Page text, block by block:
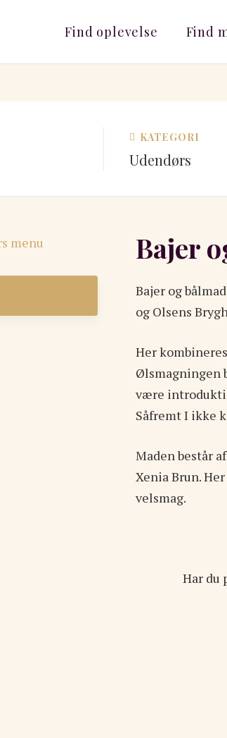
Find oplevelse Find
KATEGORI
Udendørs
Bajer
Bajer og
og Olsens
Her
Ølsmagningen
være
Såfremt I ikke
Maden består
Xenia Brun.
velsmag.
Har du